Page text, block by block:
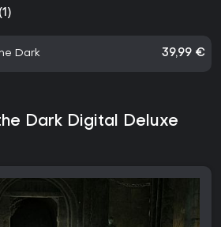
Dark 39,99 €
Dark Digital Deluxe